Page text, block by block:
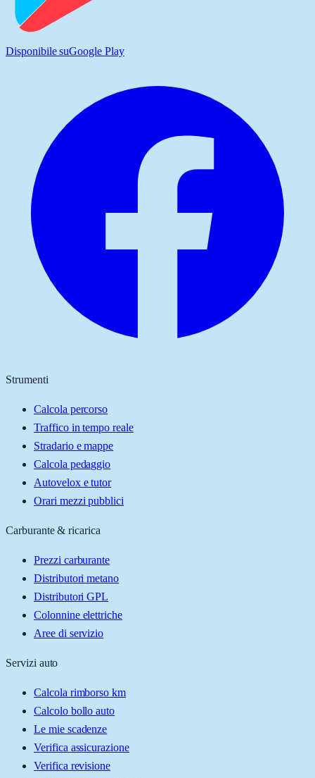
Disponibile suGoogle Play
Strumenti
Calcola percorso
Traffico in tempo reale
Stradario e mappe
Calcola pedaggio
Autovelox e tutor
Orari mezzi pubblici
Carburante & ricarica
Prezzi carburante
Distributori metano
Distributori GPL
Colonnine elettriche
Aree di servizio
Servizi auto
Calcola rimborso km
Calcolo bollo auto
Le mie scadenze
Verifica assicurazione
Verifica revisione